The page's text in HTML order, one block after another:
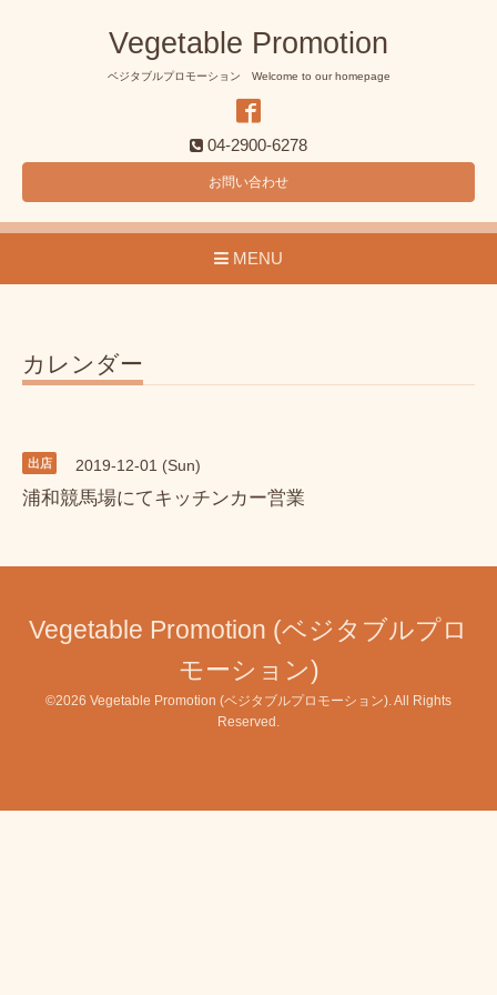
Vegetable Promotion
ベジタブルプロモーション Welcome to our homepage
04-2900-6278
お問い合わせ
MENU
カレンダー
出店 2019-12-01 (Sun)
浦和競馬場にてキッチンカー営業
Vegetable Promotion (ベジタブルプロ
モーション)
©2026 Vegetable Promotion (ベジタブルプロモーション) . All Rights
Reserved.